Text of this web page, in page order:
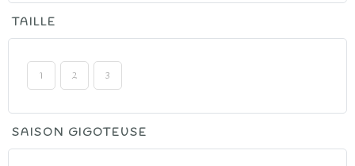
TAILLE
1 2 3
SAISON GIGOTEUSE